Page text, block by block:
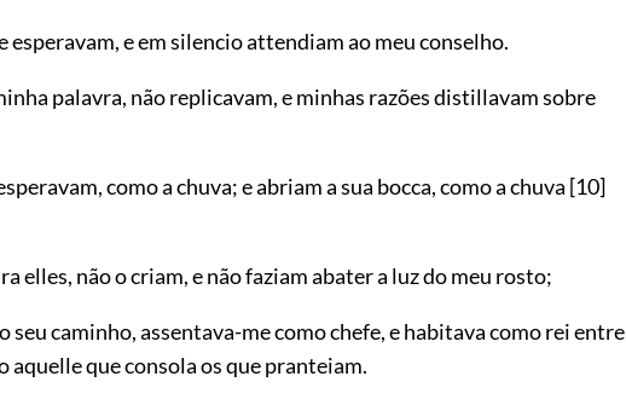
esperavam, e em silencio attendiam ao meu conselho.
palavra, não replicavam, e minhas razões distillavam sobre
como a chuva; e abriam a sua bocca, como a chuva [10]
elles, não o criam, e não faziam abater a luz do meu rosto;
seu caminho, assentava-me como chefe, e habitava como rei entre
aquelle que consola os que pranteiam.